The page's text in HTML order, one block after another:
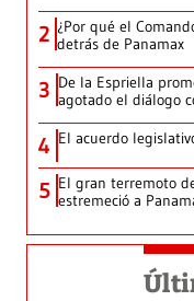
2 ¿Por qué el
detrás de Panamax
3 De la Espriella
agotado el diálogo
4 El acuerdo
5 El gran terremoto
estremeció a